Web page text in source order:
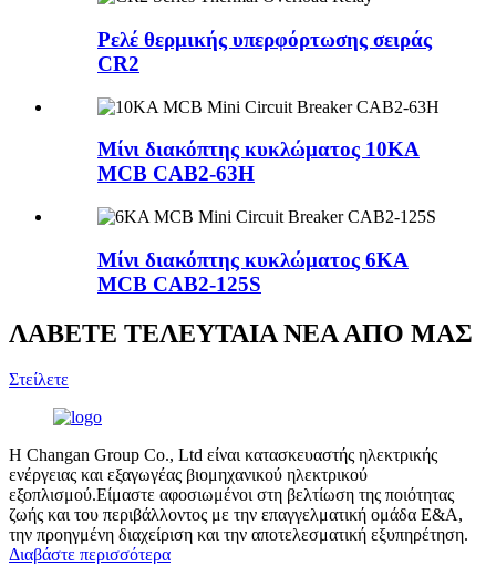
Ρελέ θερμικής υπερφόρτωσης σειράς
CR2
Μίνι διακόπτης κυκλώματος 10KA
MCB CAB2-63H
Μίνι διακόπτης κυκλώματος 6KA
MCB CAB2-125S
ΛΑΒΕΤΕ ΤΕΛΕΥΤΑΙΑ ΝΕΑ ΑΠΟ ΜΑΣ
Στείλετε
Η Changan Group Co., Ltd είναι κατασκευαστής ηλεκτρικής
ενέργειας και εξαγωγέας βιομηχανικού ηλεκτρικού
εξοπλισμού.Είμαστε αφοσιωμένοι στη βελτίωση της ποιότητας
ζωής και του περιβάλλοντος με την επαγγελματική ομάδα Ε&Α,
την προηγμένη διαχείριση και την αποτελεσματική εξυπηρέτηση.
Διαβάστε περισσότερα